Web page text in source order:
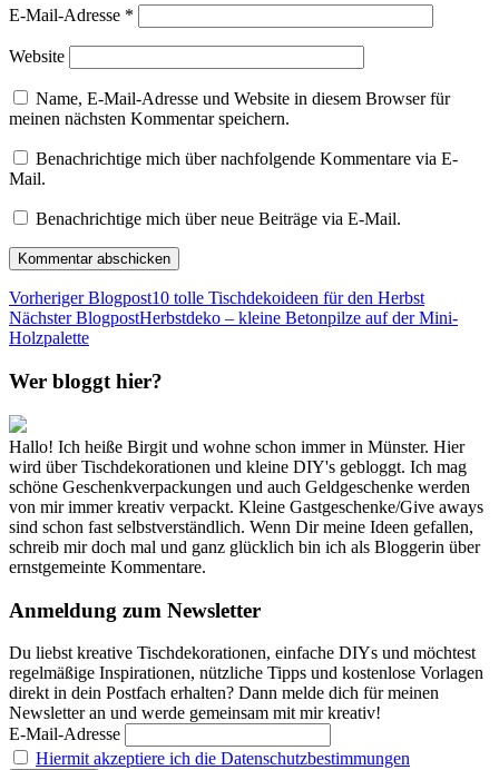
E-Mail-Adresse *
Website
Name, E-Mail-Adresse und Website in diesem Browser für
meinen nächsten Kommentar speichern.
Benachrichtige mich über nachfolgende Kommentare via E-
Mail.
Benachrichtige mich über neue Beiträge via E-Mail.
Vorheriger Blogpost10 tolle Tischdekoideen für den Herbst
Nächster BlogpostHerbstdeko – kleine Betonpilze auf der Mini-
Holzpalette
Wer bloggt hier?
Hallo! Ich heiße Birgit und wohne schon immer in Münster. Hier
wird über Tischdekorationen und kleine DIY's gebloggt. Ich mag
schöne Geschenkverpackungen und auch Geldgeschenke werden
von mir immer kreativ verpackt. Kleine Gastgeschenke/Give aways
sind schon fast selbstverständlich. Wenn Dir meine Ideen gefallen,
schreib mir doch mal und ganz glücklich bin ich als Bloggerin über
ernstgemeinte Kommentare.
Anmeldung zum Newsletter
Du liebst kreative Tischdekorationen, einfache DIYs und möchtest
regelmäßige Inspirationen, nützliche Tipps und kostenlose Vorlagen
direkt in dein Postfach erhalten? Dann melde dich für meinen
Newsletter an und werde gemeinsam mit mir kreativ!
E-Mail-Adresse
Hiermit akzeptiere ich die Datenschutzbestimmungen